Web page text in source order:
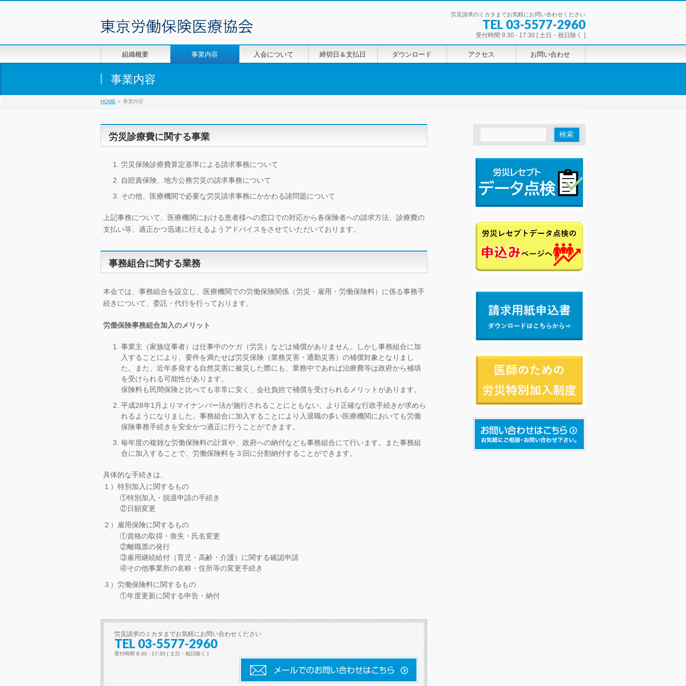
労災請求のミカタまでお気軽にお問い合わせください
TEL 03-5577-2960
受付時間 9:30 - 17:30 [ 土日・祝日除く ]
組織概要 事業内容 入会について 締切日＆支払日 ダウンロード アクセス お問い合わせ
事業内容
HOME » 事業内容
労災診療費に関する事業
労災保険診療費算定基準による請求事務について
自賠責保険、地方公務労災の請求事務について
その他、医療機関で必要な労災請求事務にかかわる諸問題について
上記事務について、医療機関における患者様への窓口での対応から各保険者への請求方法、診療費の
支払い等、適正かつ迅速に行えるようアドバイスをさせていただいております。
事務組合に関する業務
本会では、事務組合を設立し、医療機関での労働保険関係（労災・雇用・労働保険料）に係る事務手
続きについて、委託・代行を行っております。
労働保険事務組合加入のメリット
事業主（家族従事者）は仕事中のケガ（労災）などは補償がありません。しかし事務組合に加
入することにより、要件を満たせば労災保険（業務災害・通勤災害）の補償対象となりまし
た。また、近年多発する自然災害に被災した際にも、業務中であれば治療費等は政府から補填
を受けられる可能性があります。
保険料も民間保険と比べても非常に安く、会社負担で補償を受けられるメリットがあります。
平成28年1月よりマイナンバー法が施行されることにともない、より正確な行政手続きが求めら
れるようになりました。事務組合に加入することにより入退職の多い医療機関においても労働
保険事務手続きを安全かつ適正に行うことができます。
毎年度の複雑な労働保険料の計算や、政府への納付なども事務組合にて行います。また事務組
合に加入することで、労働保険料を３回に分割納付することができます。
具体的な手続きは、
１）特別加入に関するもの
①特別加入・脱退申請の手続き
②日額変更
２）雇用保険に関するもの
①資格の取得・喪失・氏名変更
②離職票の発行
③雇用継続給付（育児・高齢・介護）に関する確認申請
④その他事業所の名称・住所等の変更手続き
３）労働保険料に関するもの
①年度更新に関する申告・納付
労災請求のミカタまでお気軽にお問い合わせください
TEL 03-5577-2960
受付時間 9:30 - 17:30 [ 土日・祝日除く ]